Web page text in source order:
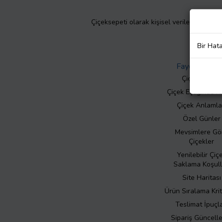
Çiçeksepeti olarak kişisel verilerinizin
Faydalı Bilgiler
Çiçek Bakımı
Çiçek Eşliğinde
Çiçek
Özel Günler
Mevsimlere
Çiçekler
Yenilebilir
Saklama
Site Haritası
Ürün Sıralama
Teslimat
Sipariş
Bir